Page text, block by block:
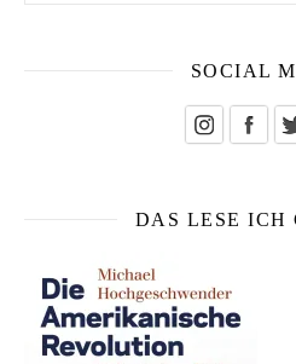
SOCIAL
DAS LESE ICH